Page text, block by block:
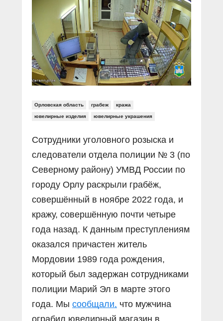
Социальные ролики
Документальные фильмы
Прямой разговор
В знании сила
Специальный репортаж
КиберПОСТОВОЙ
Газета «Щит и меч»
Журнал «Полиция России»
О ПОРТАЛЕ
Контакты
Вакансии
Орловская область грабеж кража
ювелирные изделия ювелирные украшения
Сотрудники уголовного розыска и
следователи отдела полиции № 3 (по
Северному району) УМВД России по
городу Орлу раскрыли грабёж,
совершённый в ноябре 2022 года, и
кражу, совершённую почти четыре
года назад. К данным преступлениям
оказался причастен житель
Мордовии 1989 года рождения,
который был задержан сотрудниками
полиции Марий Эл в марте этого
года. Мы сообщали, что мужчина
ограбил ювелирный магазин в